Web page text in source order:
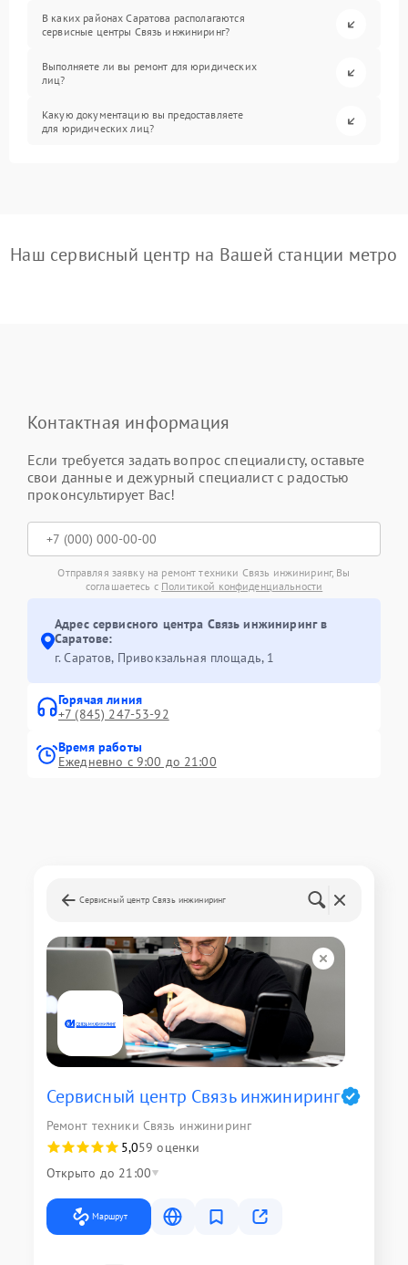
В каких районах Саратова располагаются
сервисные центры Связь инжиниринг?
Выполняете ли вы ремонт для юридических
лиц?
Какую документацию вы предоставляете
для юридических лиц?
Наш сервисный центр на Вашей станции метро
Контактная информация
Если требуется задать вопрос специалисту, оставьте
свои данные и дежурный специалист с радостью
проконсультирует Вас!
Отправляя заявку на ремонт техники Связь инжиниринг, Вы
соглашаетесь с Политикой конфиденциальности
Адрес сервисного центра Связь инжиниринг в
Саратове:
г. Саратов, Привокзальная площадь, 1
Горячая линия
+7 (845) 247-53-92
Время работы
Ежедневно с 9:00 до 21:00
Сервисный центр Связь инжиниринг
Сервисный центр Связь инжиниринг
Ремонт техники Связь инжиниринг
5,059 оценки
Открыто до 21:00
Маршрут